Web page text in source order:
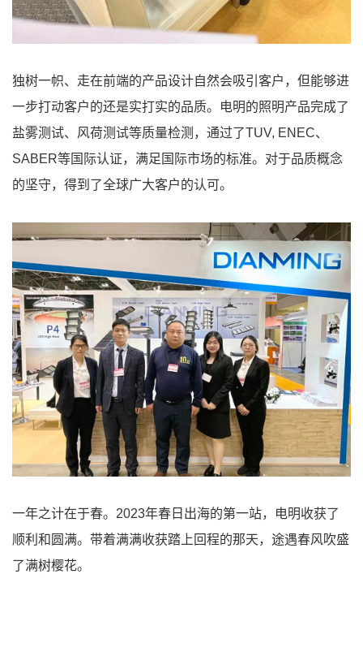
独树一帜、走在前端的产品设计自然会吸引客户，但能够进
一步打动客户的还是实打实的品质。电明的照明产品完成了
盐雾测试、风荷测试等质量检测，通过了TUV, ENEC、
SABER等国际认证，满足国际市场的标准。对于品质概念
的坚守，得到了全球广大客户的认可。
一年之计在于春。2023年春日出海的第一站，电明收获了
顺利和圆满。带着满满收获踏上回程的那天，途遇春风吹盛
了满树樱花。